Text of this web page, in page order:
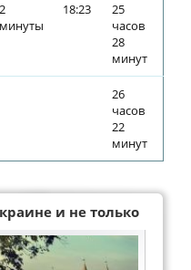
2
минуты
18:23
25
часов
28
минут
26
часов
22
минут
и не только